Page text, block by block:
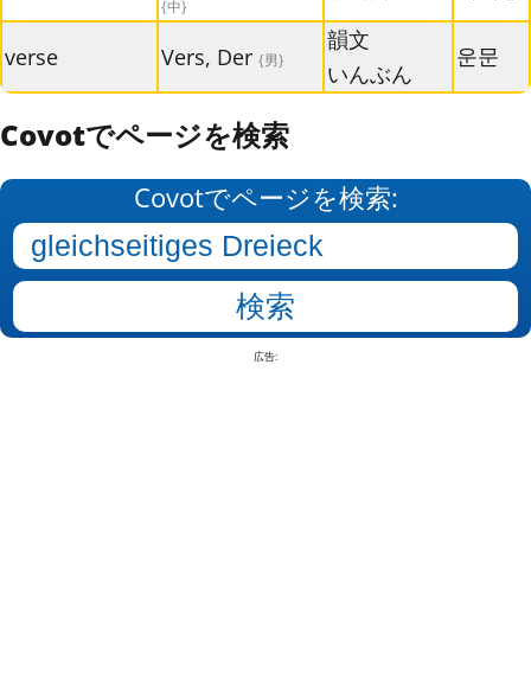
{中}
verse Vers, Der {男}
韻文
いんぶん
운문
Covotでページを検索
Covotでページを検索:
広告: